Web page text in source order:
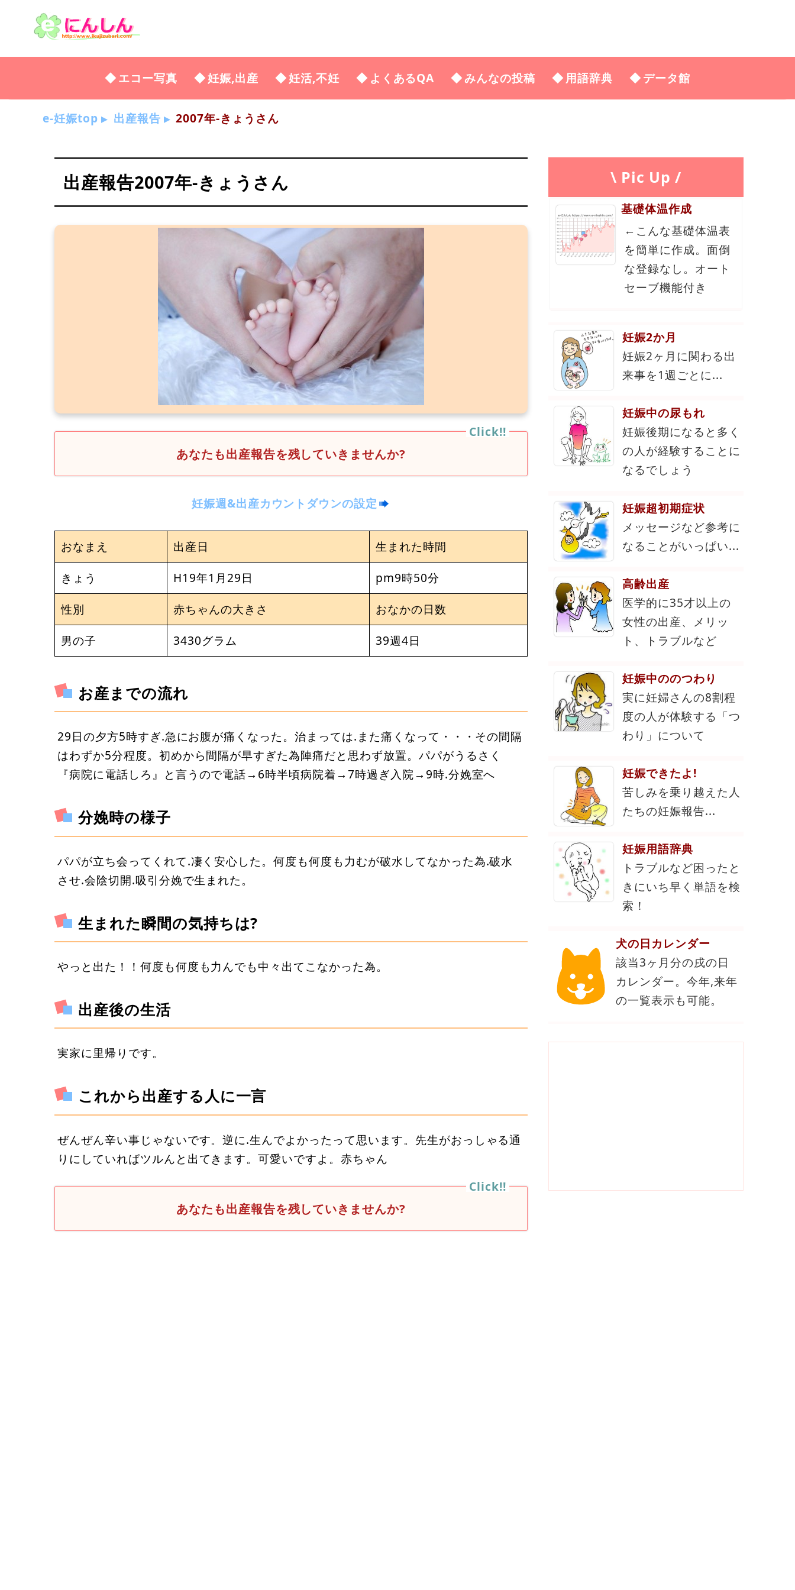
エコー写真 妊娠,出産 妊活,不妊 よくあるQA みんなの投稿 用語辞典 データ館
e-妊娠top 出産報告 2007年-きょうさん
出産報告2007年-きょうさん
あなたも出産報告を残していきませんか?
妊娠週&出産カウントダウンの設定
おなまえ 出産日
生まれた時間
きょう
H19年1月29日
pm9時50分
性別
赤ちゃんの大きさ
おなかの日数
男の子
3430グラム 39週4日
お産までの流れ
29日の夕方5時すぎ.急にお腹が痛くなった。治まっては.また痛くなって・・・その間隔
はわずか5分程度。初めから間隔が早すぎた為陣痛だと思わず放置。パパがうるさく
『病院に電話しろ』と言うので電話→6時半頃病院着→7時過ぎ入院→9時.分娩室へ
分娩時の様子
パパが立ち会ってくれて.凄く安心した。何度も何度も力むが破水してなかった為.破水
させ.会陰切開.吸引分娩で生まれた。
生まれた瞬間の気持ちは?
やっと出た！！何度も何度も力んでも中々出てこなかった為。
出産後の生活
実家に里帰りです。
これから出産する人に一言
ぜんぜん辛い事じゃないです。逆に.生んでよかったって思います。先生がおっしゃる通
りにしていればツルんと出てきます。可愛いですよ。赤ちゃん
あなたも出産報告を残していきませんか?
\ Pic Up /
基礎体温作成
←こんな基礎体温表
を簡単に作成。面倒
な登録なし。オート
セーブ機能付き
妊娠2か月
妊娠2ヶ月に関わる出
来事を1週ごとに...
妊娠中の尿もれ
妊娠後期になると多く
の人が経験することに
なるでしょう
妊娠超初期症状
メッセージなど参考に
なることがいっぱい...
高齢出産
医学的に35才以上の
女性の出産、メリッ
ト、トラブルなど
妊娠中ののつわり
実に妊婦さんの8割程
度の人が体験する「つ
わり」について
妊娠できたよ!
苦しみを乗り越えた人
たちの妊娠報告...
妊娠用語辞典
トラブルなど困ったと
きにいち早く単語を検
索！
犬の日カレンダー
該当3ヶ月分の戌の日
カレンダー。今年,来年
の一覧表示も可能。